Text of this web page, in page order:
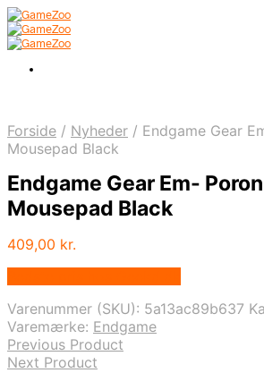
Forside / Nyheder / Endgame Gear
Mousepad Black
Endgame Gear Em-
Mousepad Black
409,00 kr.
Varenummer (SKU): 5a13ac89b637
Varemærke: Endgame
Previous Product
Next Product